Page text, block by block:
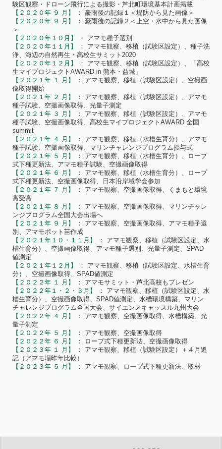
験区観察・ドローン飛行による撮影・芦北町環境基本計画掲載
【２０２０年 ９ 月】
： 豪雨後の記録１＜堤防から見た画像＞
【２０２０年 ９ 月】
： 豪雨後の記録２＜上空・水中から見た画像
＞
【２０２０年１０月】
： アマモ種子選別
【２０２０年１１月】
： アマモ観察、移植（試験区設定）、種子洗
浄、海辺の自然再生・高校生サミット2020
【２０２０年１２月】
： アマモ観察、移植（試験区設定）、「高校
生マイプロジェクトAWARD in 熊本・益城」
【２０２１年 １ 月】
： アマモ観察、移植（試験区設定）、空撮画
像取得開始
【２０２１年 ２ 月】
： アマモ観察、移植（試験区設定）、アマモ
種子試験、空撮画像取得、光量子測定
【２０２１年 ３ 月】
： アマモ観察、移植（試験区設定）、アマモ
種子試験、空撮画像取得、高校生マイプロジェクトAWARD 全国
summit
【２０２１年 ４ 月】
： アマモ観察、移植（水槽生育分）、アマモ
種子試験、空撮画像取得、マリンチャレンジプログラム授与式
【２０２１年 ５ 月】
： アマモ観察、移植（水槽生育分）、ロープ
式下種更新法、アマモ種子試験、空撮画像取得
【２０２１年 ６ 月】
： アマモ観察、移植（水槽生育分）、ロープ
式下種更新法、空撮画像取得、日本沿岸域学会参加
【２０２１年 ７ 月】
： アマモ観察、空撮画像取得、くまもと環境
賞受賞
【２０２１年 ８ 月】
： アマモ観察、空撮画像取得、マリンチャレ
ンジプログラム全国大会出場へ
【２０２１年 ９ 月】
： アマモ観察、空撮画像取得、アマモ種子選
別、アマモポット苗作成
【２０２１年１０・１１月】
： アマモ観察、移植（試験区設定、水
槽生育分）、空撮画像取得、アマモ種子選別、光量子測定、SPAD
値測定
【２０２１年１２月】
： アマモ観察、移植（試験区設定、水槽生育
分）、空撮画像取得、SPAD値測定
【２０２２年 １ 月】
： アマモサミット・芦北高校もプレゼン
【２０２２年１・２・３月】
： アマモ観察、移植（試験区設定、水
槽生育分）、空撮画像取得、SPAD値測定、水槽環境構築、マリン
チャレンジプログラム全国大会、サイエンスキャッスル九州大会
【２０２２年 ４ 月】
： アマモ観察、空撮画像取得、水槽構築、光
量子測定
【２０２２年 ５ 月】
： アマモ観察、空撮画像取得
【２０２２年 ６ 月】
： ロープ式下種更新法、空撮画像取得
【２０２３年 １ 月】
： アマモ観察、移植（試験区設定）＋４月追
記（アマモ場昨年比較）
【２０２３年 ５ 月】
： アマモ観察、ロープ式下種更新法、取材